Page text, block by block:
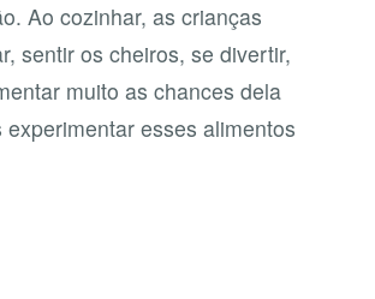
Ao cozinhar, as crianças
sentir os cheiros, se divertir,
muito as chances dela
experimentar esses alimentos